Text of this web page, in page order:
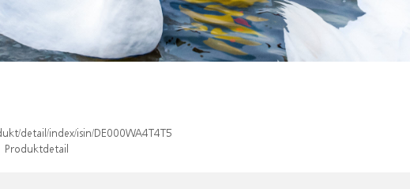
detail/index/isin/DE000WA4T4T5
Produktdetail